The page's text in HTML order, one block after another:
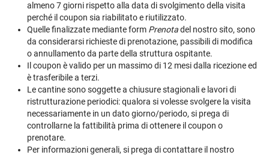
almeno 7 giorni rispetto alla data di svolgimento della visita
perché il coupon sia riabilitato e riutilizzato.
Quelle finalizzate mediante form Prenotadel nostro sito, sono
da considerarsi richieste di prenotazione, passibili di modifica
o annullamento da parte della struttura ospitante.
Il coupon è valido per un massimo di 12 mesi dalla ricezione ed
è trasferibile a terzi.
Le cantine sono soggette a chiusure stagionali e lavori di
ristrutturazione periodici: qualora si volesse svolgere la visita
necessariamente in un dato giorno/periodo, si prega di
controllarne la fattibilità prima di ottenere il coupon o
prenotare.
Per informazioni generali, si prega di contattare il nostro